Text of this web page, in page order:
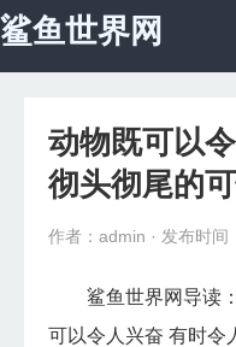
鲨鱼世界网
动物既可以
彻头彻尾的可
作者：admin · 发布时
鲨鱼世界网导读
可以令人兴奋 有时令